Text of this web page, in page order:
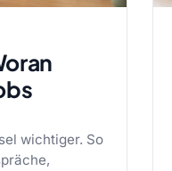
wichtiger. So